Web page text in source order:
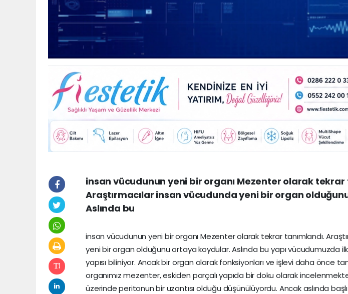
insan vücudunun yeni bir organı Mezenter olarak tekrar
Araştırmacılar insan vücudunda yeni bir organ
Aslında bu
insan vücudunun yeni bir organı Mezenter olarak tekrar tanımlandı.
yeni bir organ olduğunu ortaya koydular. Aslında bu yapı vücudumuzda
yapısı biliniyor. Ancak bir organ olarak fonksiyonları ve işlevi daha önce
organımız mezenter, eskiden parçalı yapıda bir doku olarak
üzerinde peritonun bir uzantısı olduğu düşünülüyordu. Ancak aslında